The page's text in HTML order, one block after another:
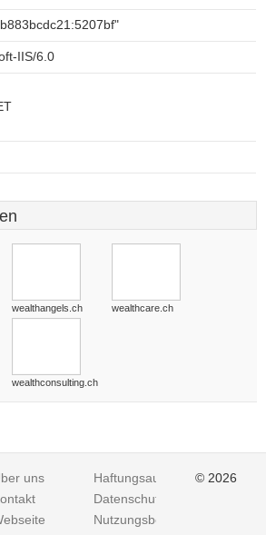
IIS/6.0
wealthangels.ch wealthcare.ch
wealthconsulting.ch
uns
Haftungsausschluss
Datenschutz
Nutzungsbedingungen
© 2026